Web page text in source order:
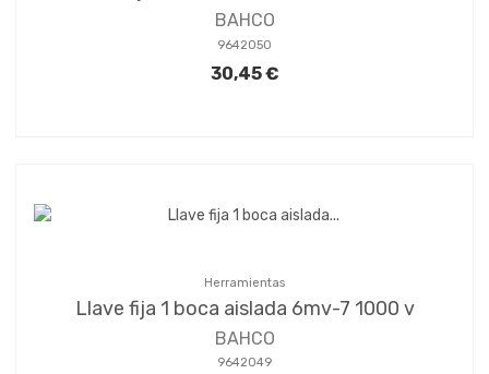
BAHCO
9642050
30,45 €
Herramientas
Llave fija 1 boca aislada 6mv-7 1000 v
BAHCO
9642049